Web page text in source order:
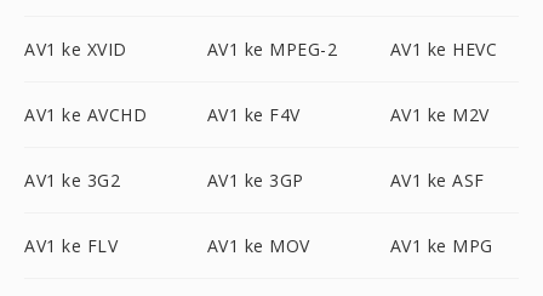
AV1 ke XVID AV1 ke MPEG-2 AV1 ke HEVC
AV1 ke AVCHD AV1 ke F4V AV1 ke M2V
AV1 ke 3G2 AV1 ke 3GP AV1 ke ASF
AV1 ke FLV AV1 ke MOV AV1 ke MPG